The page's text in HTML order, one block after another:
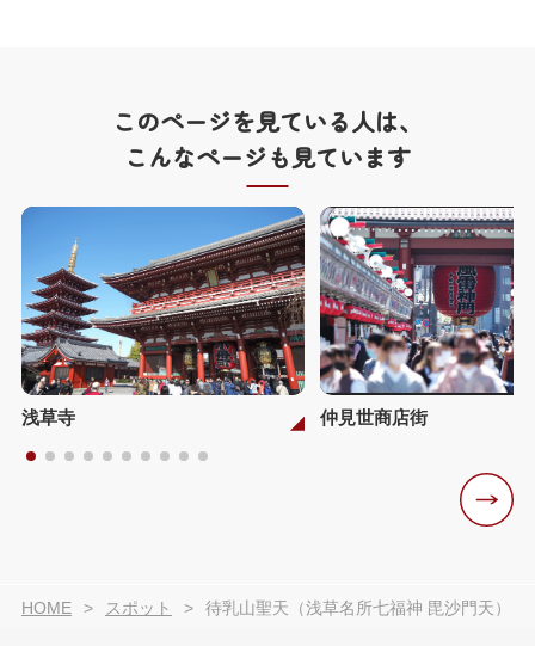
このページを見ている人は、
こんなページも見ています
浅草寺 仲見世商店街
HOME スポット 待乳山聖天（浅草名所七福神 毘沙門天）